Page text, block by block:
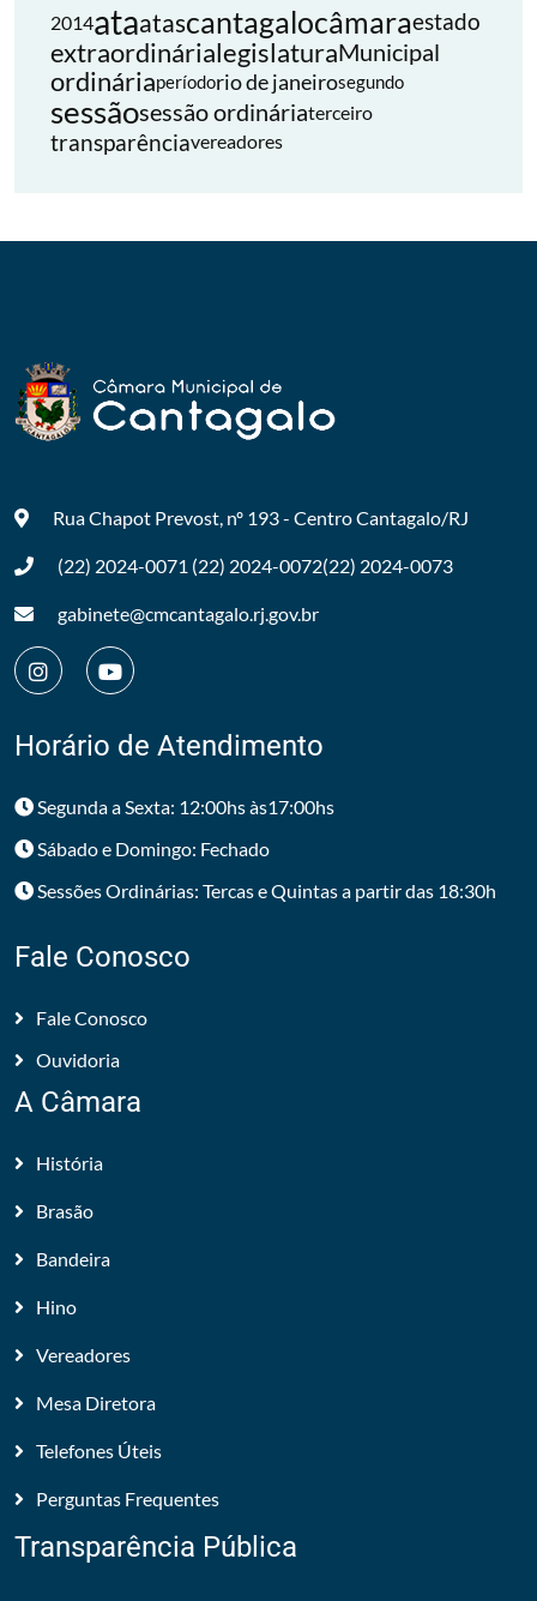
2014ataatascantagalocâmaraestado
extraordinárialegislaturaMunicipal
ordináriaperíodorio de janeirosegundo
sessãosessão ordináriaterceiro
transparênciavereadores
Rua Chapot Prevost, nº 193 - CentroCantagalo/RJ
(22) 2024-0071 (22) 2024-0072(22) 2024-0073
gabinete@cmcantagalo.rj.gov.br
Horário de Atendimento
Segunda a Sexta: 12:00hs às17:00hs
Sábado e Domingo: Fechado
Sessões Ordinárias: Tercas e Quintas a partir das 18:30h
Fale Conosco
Fale Conosco
Ouvidoria
A Câmara
História
Brasão
Bandeira
Hino
Vereadores
Mesa Diretora
Telefones Úteis
Perguntas Frequentes
Transparência Pública